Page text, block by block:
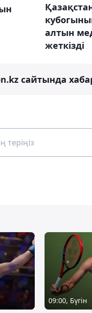
алтын
жеткізді
сайтында
09:00, Бүгін